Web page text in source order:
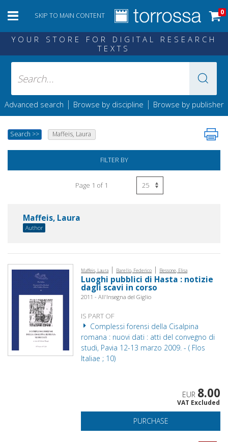
SKIP TO MAIN CONTENT 0
YOUR STORE FOR DIGITAL RESEARCH
TEXTS
Advanced search | Browse by discipline | Browse by publisher
Search >> Maffeis, Laura
FILTER BY
Page 1 of 1
Maffeis, Laura
Author
Maffeis, Laura | Barello, Federico | Bessone, Elisa
Luoghi pubblici di Hasta : notizie
dagli scavi in corso
2011 - All'Insegna del Giglio
IS PART OF
Complessi forensi della Cisalpina
romana : nuovi dati : atti del convegno di
studi, Pavia 12-13 marzo 2009. - ( Flos
Italiae ; 10)
EUR 8.00
VAT Excluded
PURCHASE